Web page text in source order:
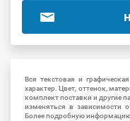
Вся текстовая и
характер. Цвет, оттенок,
комплект поставки и другие
изменяться в зависимости
Более подробную